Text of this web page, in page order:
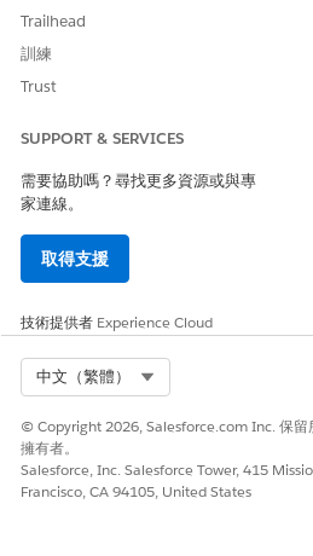
Trailhead
訓練
Trust
SUPPORT & SERVICES
需要協助嗎？尋找更多資源或與專
家連線。
取得支援
技術提供者 Experience Cloud
中文（繁體）
© Copyright 2026, Salesforce.com Inc. 保留
擁有者。
Salesforce, Inc. Salesforce Tower, 415
Francisco, CA 94105, United States